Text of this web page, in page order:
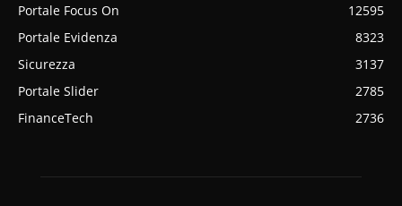
Portale Focus On
12595
Portale Evidenza
8323
Sicurezza
3137
Portale Slider
2785
FinanceTech
2736